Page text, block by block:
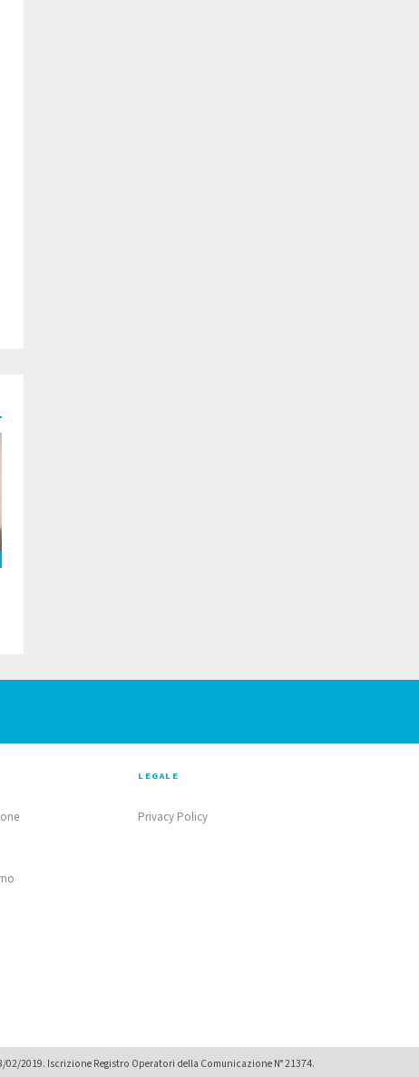
LEGALE
Privacy Policy
2019. Iscrizione Registro Operatori della Comunicazione N° 21374.